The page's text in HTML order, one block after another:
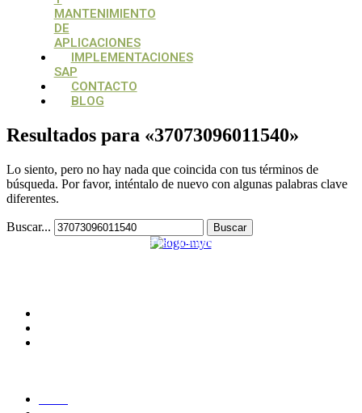
MANTENIMIENTO
DE
APLICACIONES
IMPLEMENTACIONES
SAP
CONTACTO
BLOG
Resultados para «37073096011540»
Lo siento, pero no hay nada que coincida con tus términos de
búsqueda. Por favor, inténtalo de nuevo con algunas palabras clave
diferentes.
Buscar...
Su aliado estratégico, para estructurar y potencializar proyectos